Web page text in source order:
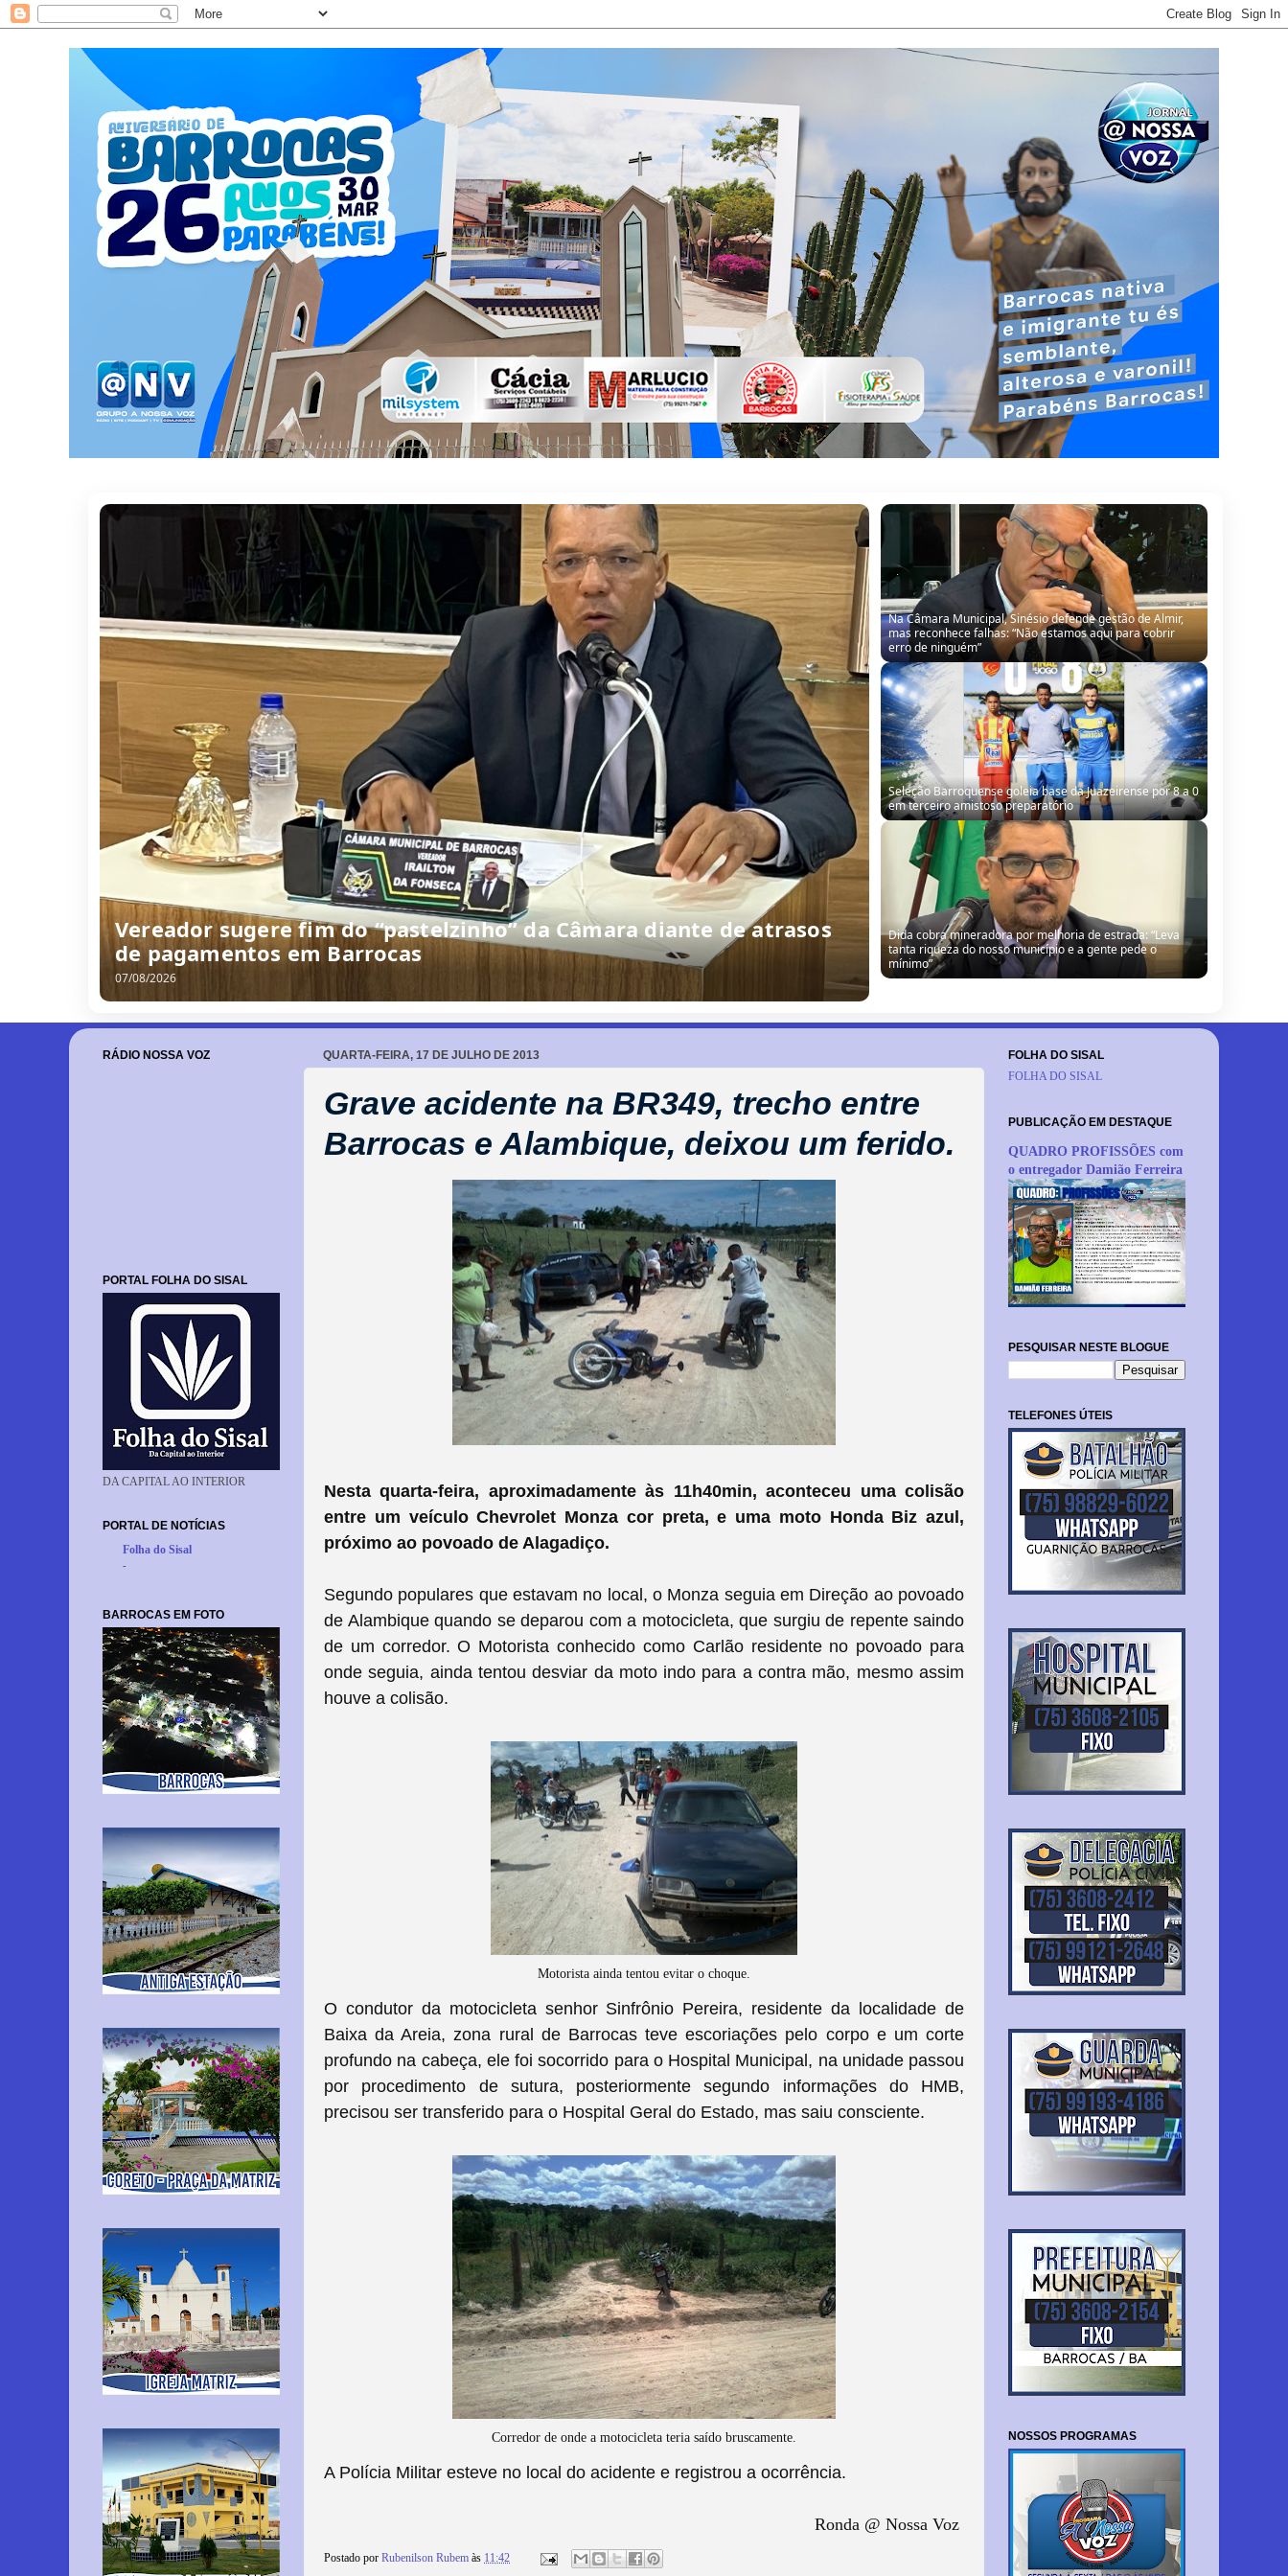
Vereador sugere fim do “pastelzinho” da Câmara diante de atrasos
de pagamentos em Barrocas
07/08/2026
Na Câmara Municipal, Sinésio defende gestão de Almir,
mas reconhece falhas: “Não estamos aqui para cobrir
erro de ninguém”
Seleção Barroquense goleia base da Juazeirense por 8 a 0
em terceiro amistoso preparatório
Dida cobra mineradora por melhoria de estrada: “Leva
tanta riqueza do nosso município e a gente pede o
mínimo”
QUARTA-FEIRA, 17 DE JULHO DE 2013
Grave acidente na BR349, trecho entre
Barrocas e Alambique, deixou um ferido.
Nesta quarta-feira, aproximadamente às 11h40min, aconteceu uma colisão
entre um veículo Chevrolet Monza cor preta, e uma moto Honda Biz azul,
próximo ao povoado de Alagadiço.
Segundo populares que estavam no local, o Monza seguia em Direção ao povoado
de Alambique quando se deparou com a motocicleta, que surgiu de repente saindo
de um corredor. O Motorista conhecido como Carlão residente no povoado para
onde seguia, ainda tentou desviar da moto indo para a contra mão, mesmo assim
houve a colisão.
Motorista ainda tentou evitar o choque.
O condutor da motocicleta senhor Sinfrônio Pereira, residente da localidade de
Baixa da Areia, zona rural de Barrocas teve escoriações pelo corpo e um corte
profundo na cabeça, ele foi socorrido para o Hospital Municipal, na unidade passou
por procedimento de sutura, posteriormente segundo informações do HMB,
precisou ser transferido para o Hospital Geral do Estado, mas saiu consciente.
Corredor de onde a motocicleta teria saído bruscamente.
A Polícia Militar esteve no local do acidente e registrou a ocorrência.
Ronda @ Nossa Voz
Postado por Rubenilson Rubem às 11:42
RÁDIO NOSSA VOZ
PORTAL FOLHA DO SISAL
DA CAPITAL AO INTERIOR
PORTAL DE NOTÍCIAS
Folha do Sisal
-
BARROCAS EM FOTO
FOLHA DO SISAL
FOLHA DO SISAL
PUBLICAÇÃO EM DESTAQUE
QUADRO PROFISSÕES com
o entregador Damião Ferreira
PESQUISAR NESTE BLOGUE
TELEFONES ÚTEIS
NOSSOS PROGRAMAS